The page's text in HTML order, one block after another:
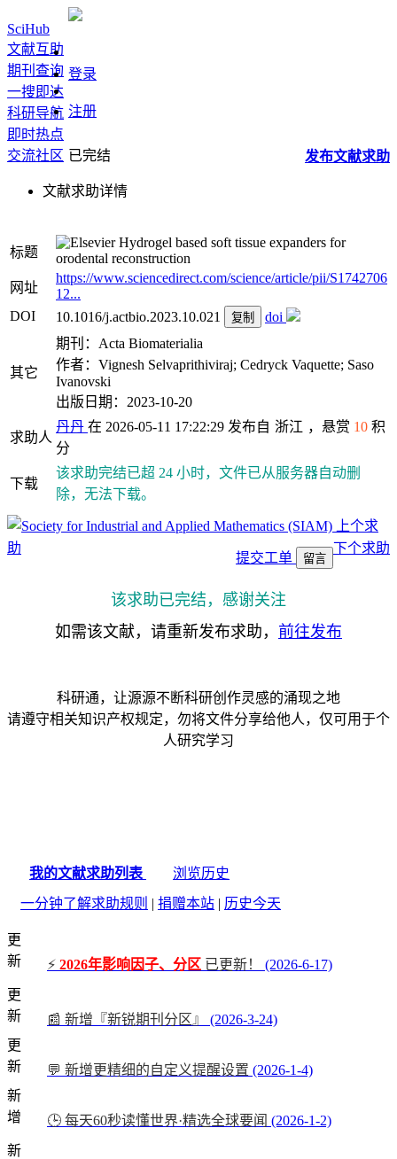
SciHub
文献互助
期刊查询
一搜即达
科研导航
即时热点
交流社区
登录
注册
发布文献求助
已完结
文献求助详情
标题
Hydrogel based soft tissue expanders for
orodental reconstruction
网址
https://www.sciencedirect.com/science/article/pii/S1742706
12...
DOI
10.1016/j.actbio.2023.10.021 复制 doi
其它
期刊：Acta Biomaterialia
作者：Vignesh Selvaprithiviraj; Cedryck Vaquette; Saso
Ivanovski
出版日期：2023-10-20
求助人
丹丹 在 2026-05-11 17:22:29 发布自 浙江 ，悬赏 10 积
分
下载
该求助完结已超 24 小时，文件已从服务器自动删
除，无法下载。
上个求
助
下个求助
提交工单 留言
该求助已完结，感谢关注
如需该文献，请重新发布求助， 前往发布
科研通，让源源不断科研创作灵感的涌现之地
请遵守相关知识产权规定，勿将文件分享给他人，仅可用于个
人研究学习
我的文献求助列表
浏览历史
一分钟了解求助规则 | 捐赠本站 | 历史今天
更
新
⚡ 2026年影响因子、分区 已更新！
(2026-6-17)
更
新
📰 新增『新锐期刊分区』
(2026-3-24)
更
新
💬 新增更精细的自定义提醒设置 (2026-1-4)
新
增
🕒 每天60秒读懂世界·精选全球要闻 (2026-1-2)
新